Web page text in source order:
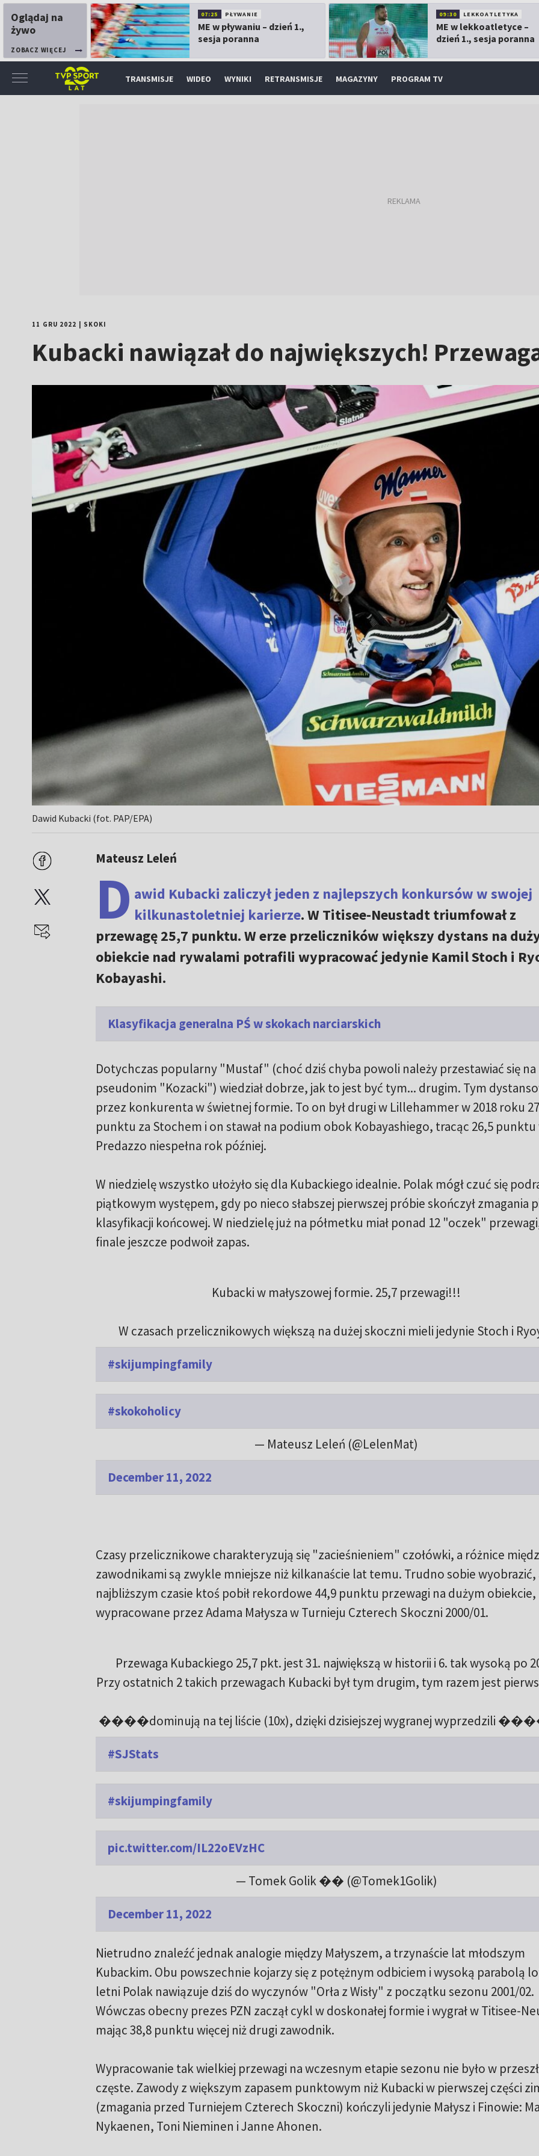
Oglądaj na
żywo
ZOBACZ WIĘCEJ
07:25 PŁYWANIE
ME w pływaniu – dzień 1.,
sesja poranna
09:30 LEKKOATLETYKA
ME w lekkoatletyce –
dzień 1., sesja poranna
TRANSMISJE WIDEO WYNIKI RETRANSMISJE MAGAZYNY PROGRAM TV
11 GRU 2022 SKOKI
Kubacki nawiązał do największych!
Dawid Kubacki (fot. PAP/EPA)
Mateusz Leleń
D awid Kubacki zaliczył jeden z najlepszych konkursów w swojej
kilkunastoletniej karierze. W Titisee-Neustadt triumfował z
przewagę 25,7 punktu. W erze przeliczników większy dystans na
obiekcie nad rywalami potrafili wypracować jedynie Kamil Stoch i
Kobayashi.
Klasyfikacja generalna PŚ w skokach narciarskich
Dotychczas popularny "Mustaf" (choć dziś chyba powoli należy przestawiać się na
pseudonim "Kozacki") wiedział dobrze, jak to jest być tym... drugim. Tym
przez konkurenta w świetnej formie. To on był drugi w Lillehammer w 2018 roku
punktu za Stochem i on stawał na podium obok Kobayashiego, tracąc 26,5 punktu
Predazzo niespełna rok później.
W niedzielę wszystko ułożyło się dla Kubackiego idealnie. Polak mógł czuć się
piątkowym występem, gdy po nieco słabszej pierwszej próbie skończył zmagania
klasyfikacji końcowej. W niedzielę już na półmetku miał ponad 12 "oczek"
finale jeszcze podwoił zapas.
Kubacki w małyszowej formie. 25,7 przewagi!!!
W czasach przelicznikowych większą na dużej skoczni mieli jedynie Stoch i
#skijumpingfamily
#skokoholicy
— Mateusz Leleń (@LelenMat)
December 11, 2022
Czasy przelicznikowe charakteryzują się "zacieśnieniem" czołówki, a różnice
zawodnikami są zwykle mniejsze niż kilkanaście lat temu. Trudno sobie wyobrazić,
najbliższym czasie ktoś pobił rekordowe 44,9 punktu przewagi na dużym obiekcie,
wypracowane przez Adama Małysza w Turnieju Czterech Skoczni 2000/01.
Przewaga Kubackiego 25,7 pkt. jest 31. największą w historii i 6. tak wysoką po
Przy ostatnich 2 takich przewagach Kubacki był tym drugim, tym razem jest
����dominują na tej liście (10x), dzięki dzisiejszej wygranej wyprzedzili
#SJStats
#skijumpingfamily
pic.twitter.com/IL22oEVzHC
— Tomek Golik �� (@Tomek1Golik)
December 11, 2022
Nietrudno znaleźć jednak analogie między Małyszem, a trzynaście lat młodszym
Kubackim. Obu powszechnie kojarzy się z potężnym odbiciem i wysoką parabolą
letni Polak nawiązuje dziś do wyczynów "Orła z Wisły" z początku sezonu 2001/02.
Wówczas obecny prezes PZN zaczął cykl w doskonałej formie i wygrał w Titisee-
mając 38,8 punktu więcej niż drugi zawodnik.
Wypracowanie tak wielkiej przewagi na wczesnym etapie sezonu nie było w
częste. Zawody z większym zapasem punktowym niż Kubacki w pierwszej części
(zmagania przed Turniejem Czterech Skoczni) kończyli jedynie Małysz i Finowie:
Nykaenen, Toni Nieminen i Janne Ahonen.